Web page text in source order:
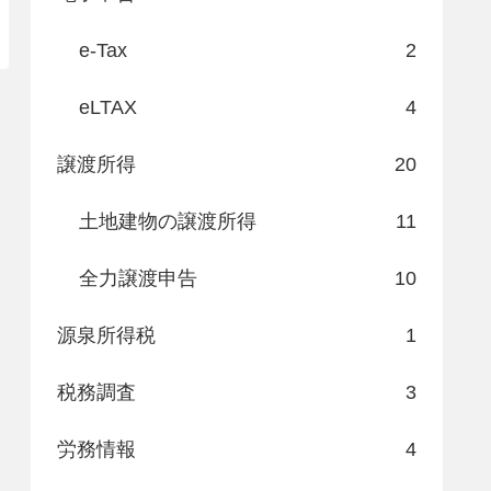
e-Tax 2
eLTAX 4
譲渡所得 20
土地建物の譲渡所得 11
全力譲渡申告 10
源泉所得税 1
税務調査 3
労務情報 4